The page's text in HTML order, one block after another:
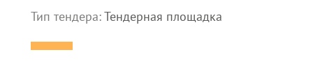
Тип тендера:Тендерная площадка